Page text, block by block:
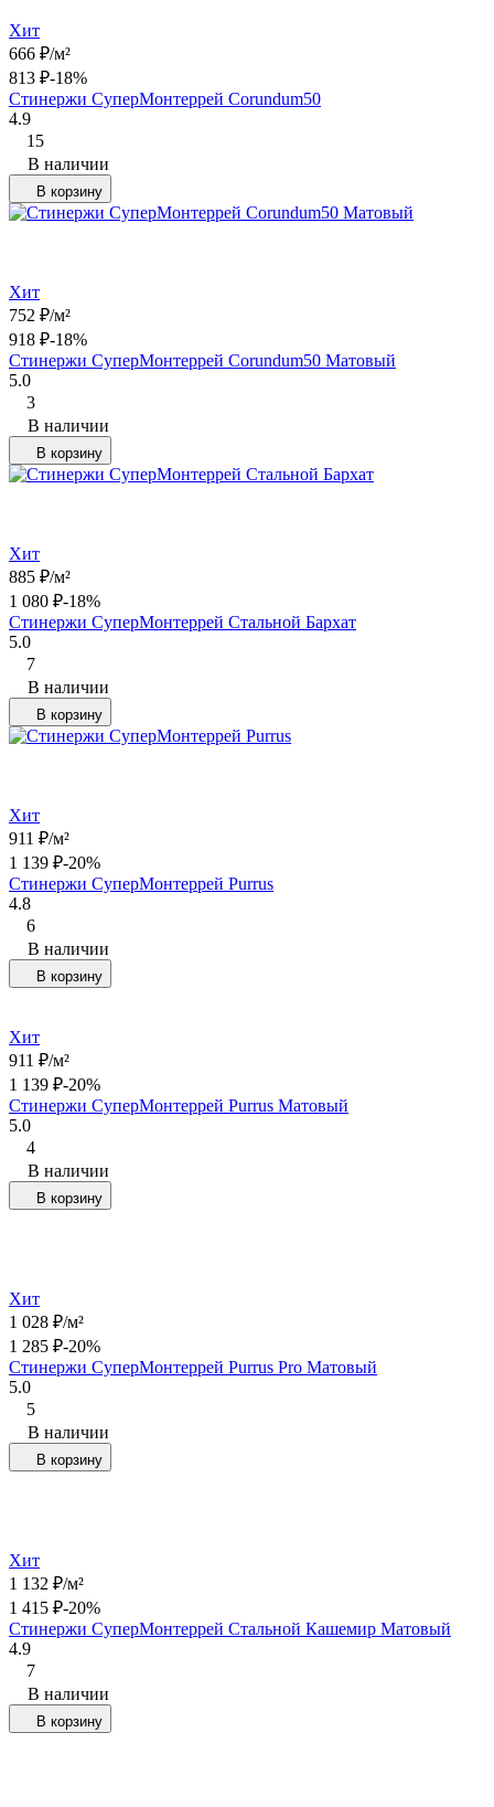
Хит
666 ₽/м²
813 ₽-18%
Стинержи СуперМонтеррей Corundum50
4.9
15
В наличии
В корзину
Хит
752 ₽/м²
918 ₽-18%
Стинержи СуперМонтеррей Corundum50 Матовый
5.0
3
В наличии
В корзину
Хит
885 ₽/м²
1 080 ₽-18%
Стинержи СуперМонтеррей Стальной Бархат
5.0
7
В наличии
В корзину
Хит
911 ₽/м²
1 139 ₽-20%
Стинержи СуперМонтеррей Purrus
4.8
6
В наличии
В корзину
Хит
911 ₽/м²
1 139 ₽-20%
Стинержи СуперМонтеррей Purrus Матовый
5.0
4
В наличии
В корзину
Хит
1 028 ₽/м²
1 285 ₽-20%
Стинержи СуперМонтеррей Purrus Pro Матовый
5.0
5
В наличии
В корзину
Хит
1 132 ₽/м²
1 415 ₽-20%
Стинержи СуперМонтеррей Стальной Кашемир Матовый
4.9
7
В наличии
В корзину